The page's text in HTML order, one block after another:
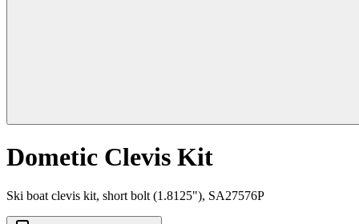
Dometic Clevis Kit
Ski boat clevis kit, short bolt (1.8125"), SA27576P